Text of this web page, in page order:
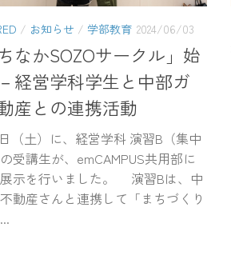
/ お知らせ / 学部教育 2024/06/03
ちなかSOZOサークル」始
経営学科学生と中部ガ
産との連携活動
（土）に、経営学科 演習B（集中
受講生が、emCAMPUS共用部に
示を行いました。 演習Bは、中
動産さんと連携して「まちづくり